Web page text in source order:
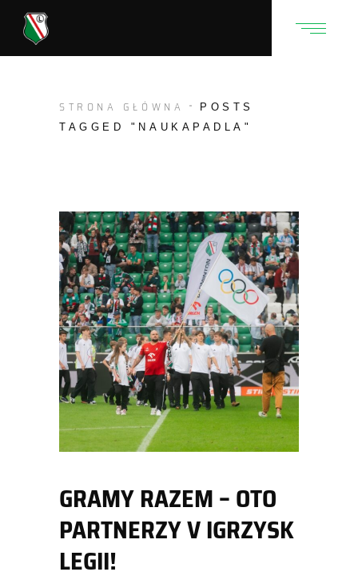
STRONA GŁÓWNA
POSTS
TAGGED "NAUKAPADLA"
GRAMY RAZEM – OTO
PARTNERZY V IGRZYSK
LEGII!